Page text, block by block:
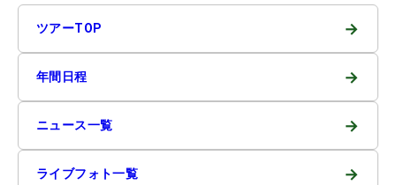
ツアーTOP →
年間日程 →
ニュース一覧 →
ライブフォト一覧 →